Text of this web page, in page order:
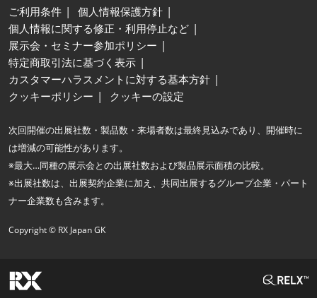
ご利用条件
個人情報保護方針
個人情報に関する修正・利用停止など
展示会・セミナー参加ポリシー
特定商取引法に基づく表示
カスタマーハラスメントに対する基本方針
クッキーポリシー
クッキーの設定
次回開催の出展社数・製品数・来場者数は最終見込みであり、開催時に
は増減の可能性があります。
※最大…同種の展示会との出展社数および製品展示面積の比較。
※出展社数は、出展契約企業に加え、共同出展するグループ企業・パート
ナー企業数も含みます。
Copyright © RX Japan GK